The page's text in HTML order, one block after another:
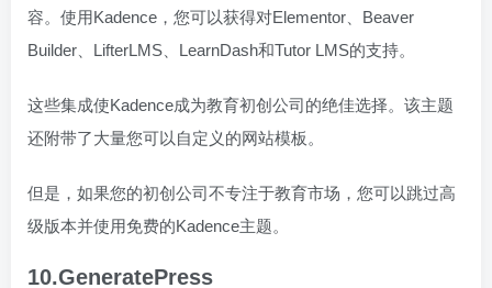
容。使用Kadence，您可以获得对Elementor、Beaver
Builder、LifterLMS、LearnDash和Tutor LMS的支持。
这些集成使Kadence成为教育初创公司的绝佳选择。该主题
还附带了大量您可以自定义的网站模板。
但是，如果您的初创公司不专注于教育市场，您可以跳过高
级版本并使用免费的Kadence主题。
10.GeneratePress